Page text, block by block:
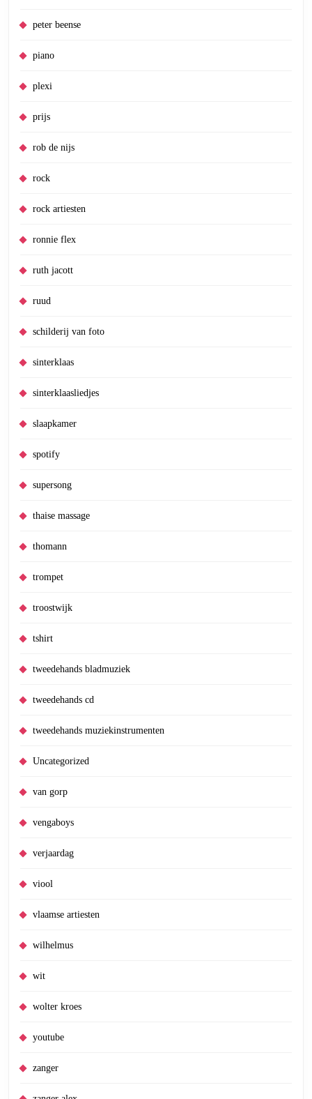
peter beense
piano
plexi
prijs
rob de nijs
rock
rock artiesten
ronnie flex
ruth jacott
ruud
schilderij van foto
sinterklaas
sinterklaasliedjes
slaapkamer
spotify
supersong
thaise massage
thomann
trompet
troostwijk
tshirt
tweedehands bladmuziek
tweedehands cd
tweedehands muziekinstrumenten
Uncategorized
van gorp
vengaboys
verjaardag
viool
vlaamse artiesten
wilhelmus
wit
wolter kroes
youtube
zanger